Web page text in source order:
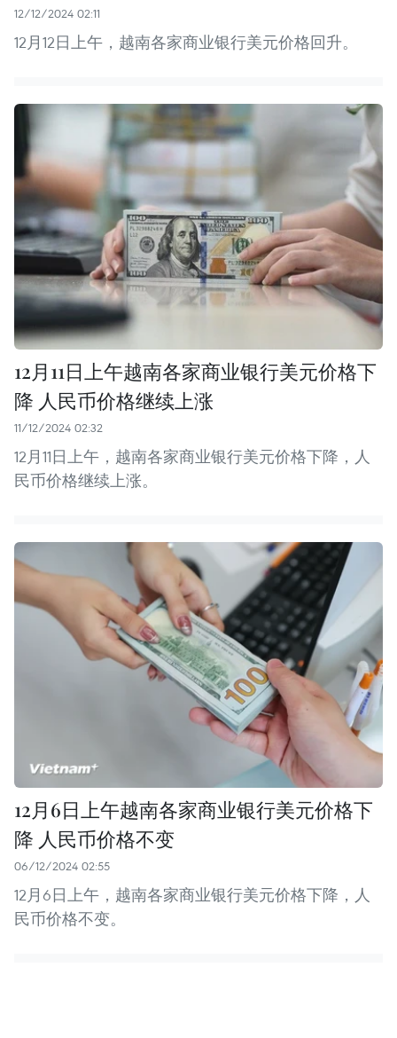
12/12/2024 02:11
12月12日上午，越南各家商业银行美元价格回升。
12月11日上午越南各家商业银行美元价格下
降 人民币价格继续上涨
11/12/2024 02:32
12月11日上午，越南各家商业银行美元价格下降，人
民币价格继续上涨。
12月6日上午越南各家商业银行美元价格下
降 人民币价格不变
06/12/2024 02:55
12月6日上午，越南各家商业银行美元价格下降，人
民币价格不变。